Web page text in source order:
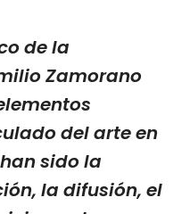
de la
Zamorano
del arte en
sido la
la difusión, el